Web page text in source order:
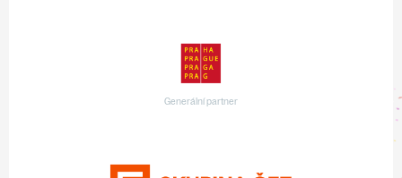
Generální partner